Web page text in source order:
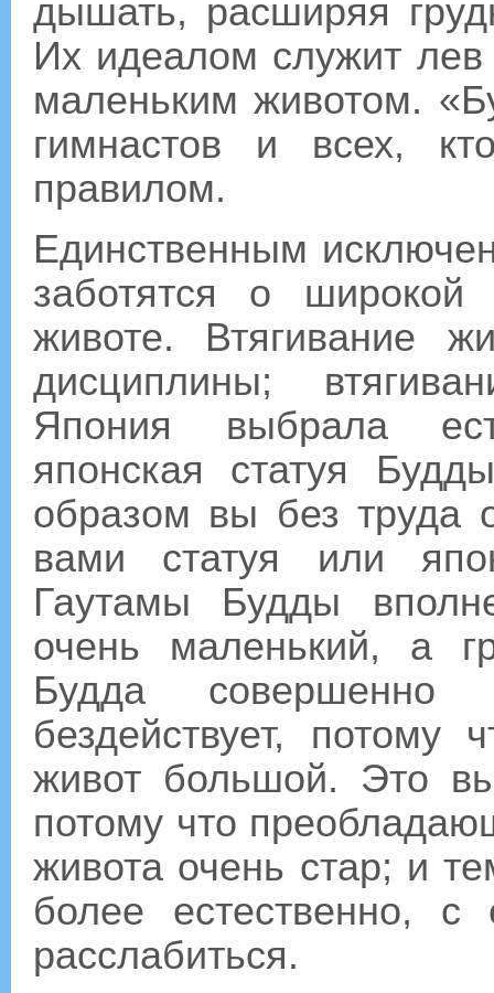
дышать, расширяя
Их идеалом служит лев
маленьким животом.
гимнастов и всех,
правилом.
Единственным
заботятся о широкой
животе. Втягивание
дисциплины;
Япония выбрала
японская статуя
образом вы без труда
вами статуя или
Гаутамы Будды
очень маленький, а
Будда
бездействует,
живот большой. Это
потому что
живота очень стар; и
более естественно,
расслабиться.